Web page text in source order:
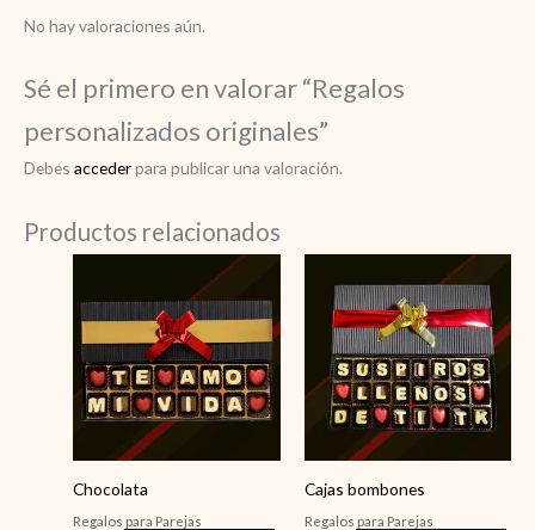
No hay valoraciones aún.
Sé el primero en valorar “Regalos
personalizados originales”
Debes accederpara publicar una valoración.
Productos relacionados
Chocolata
Regalos para Parejas
Cajas bombones
Regalos para Parejas